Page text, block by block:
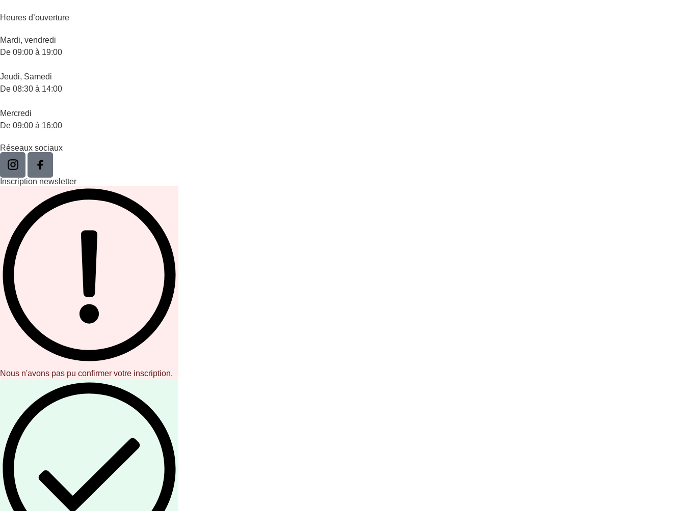
Heures d’ouverture
Mardi, vendredi
De 09:00 à 19:00
Jeudi, Samedi
De 08:30 à 14:00
Mercredi
De 09:00 à 16:00
Réseaux sociaux
Inscription newsletter
Nous n'avons pas pu confirmer votre inscription.